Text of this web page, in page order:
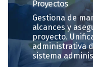
Proyectos
Gestiona de
alcances y
proyecto.
administrativa
sistema